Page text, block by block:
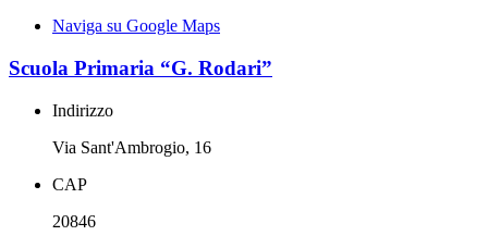
Naviga su Google Maps
Scuola Primaria “G. Rodari”
Indirizzo
Via Sant'Ambrogio, 16
CAP
20846